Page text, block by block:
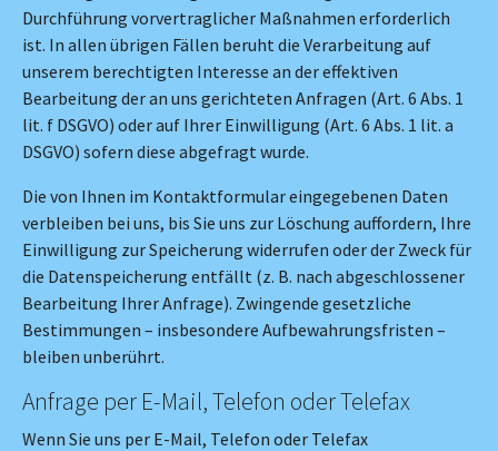
Durchführung vorvertraglicher Maßnahmen erforderlich
ist. In allen übrigen Fällen beruht die Verarbeitung auf
unserem berechtigten Interesse an der effektiven
Bearbeitung der an uns gerichteten Anfragen (Art. 6 Abs. 1
lit. f DSGVO) oder auf Ihrer Einwilligung (Art. 6 Abs. 1 lit. a
DSGVO) sofern diese abgefragt wurde.
Die von Ihnen im Kontaktformular eingegebenen Daten
verbleiben bei uns, bis Sie uns zur Löschung auffordern, Ihre
Einwilligung zur Speicherung widerrufen oder der Zweck für
die Datenspeicherung entfällt (z. B. nach abgeschlossener
Bearbeitung Ihrer Anfrage). Zwingende gesetzliche
Bestimmungen – insbesondere Aufbewahrungsfristen –
bleiben unberührt.
Anfrage per E-Mail, Telefon oder Telefax
Wenn Sie uns per E-Mail, Telefon oder Telefax